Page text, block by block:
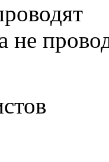
не